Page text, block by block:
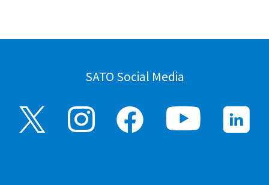
SATO Social Media